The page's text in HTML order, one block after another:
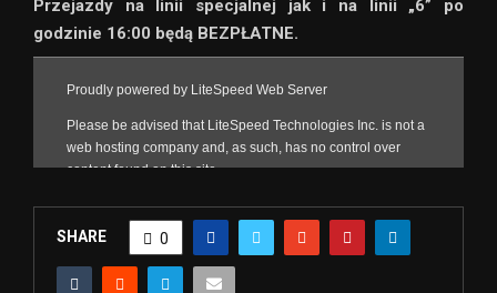
Przejazdy na linii specjalnej jak i na linii „6” po
godzinie 16:00 będą BEZPŁATNE.
SHARE 0